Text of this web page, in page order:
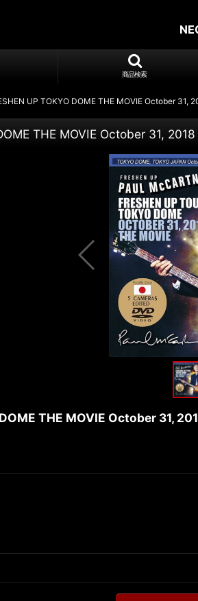
商品検索
UP TOKYO DOME THE MOVIE October 31,
THE MOVIE October 31, 2018
THE MOVIE October 31,